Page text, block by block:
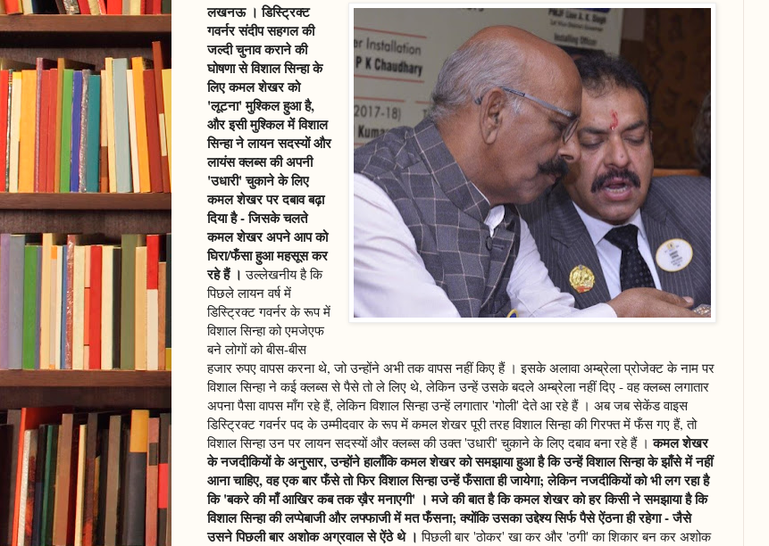
लखनऊ । डिस्ट्रिक्ट
गवर्नर संदीप सहगल की
जल्दी चुनाव कराने की
घोषणा से विशाल सिन्हा के
लिए कमल शेखर को
'लूटना' मुश्किल हुआ है,
और इसी मुश्किल में विशाल
सिन्हा ने लायन सदस्यों और
लायंस क्लब्स की अपनी
'उधारी' चुकाने के लिए
कमल शेखर पर दबाव बढ़ा
दिया है - जिसके चलते
कमल शेखर अपने आप को
घिरा/फँसा हुआ महसूस कर
रहे हैं ।उल्लेखनीय है कि
पिछले लायन वर्ष में
डिस्ट्रिक्ट गवर्नर के रूप में
विशाल सिन्हा को एमजेएफ
बने लोगों को बीस-बीस
हजार रुपए वापस करना थे, जो उन्होंने अभी तक वापस नहीं किए हैं । इसके अलावा अम्ब्रेला प्रोजेक्ट के नाम पर
विशाल सिन्हा ने कई क्लब्स से पैसे तो ले लिए थे, लेकिन उन्हें उसके बदले अम्ब्रेला नहीं दिए - वह क्लब्स लगातार
अपना पैसा वापस माँग रहे हैं, लेकिन विशाल सिन्हा उन्हें लगातार 'गोली' देते आ रहे हैं । अब जब सेकेंड वाइस
डिस्ट्रिक्ट गवर्नर पद के उम्मीदवार के रूप में कमल शेखर पूरी तरह विशाल सिन्हा की गिरफ्त में फँस गए हैं, तो
विशाल सिन्हा उन पर लायन सदस्यों और क्लब्स की उक्त 'उधारी' चुकाने के लिए दबाव बना रहे हैं ।कमल शेखर
के नजदीकियों के अनुसार, उन्होंने हालाँकि कमल शेखर को समझाया हुआ है कि उन्हें विशाल सिन्हा के झाँसे में नहीं
आना चाहिए, वह एक बार फँसे तो फिर विशाल सिन्हा उन्हें फँसाता ही जायेगा; लेकिन नजदीकियों को भी लग रहा है
कि 'बकरे की माँ आखिर कब तक ख़ैर मनाएगी' । मजे की बात है कि कमल शेखर को हर किसी ने समझाया है कि
विशाल सिन्हा की लप्पेबाजी और लफ्फाजी में मत फँसना; क्योंकि उसका उद्देश्य सिर्फ पैसे ऐंठना ही रहेगा - जैसे
उसने पिछली बार अशोक अग्रवाल से ऐंठे थे । पिछली बार 'ठोकर' खा कर और 'ठगी' का शिकार बन कर अशोक